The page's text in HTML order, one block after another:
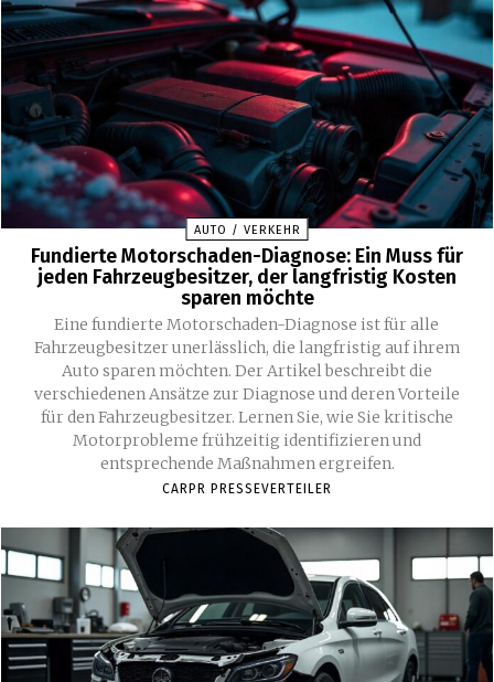
AUTO / VERKEHR
Fundierte Motorschaden-Diagnose: Ein Muss für
jeden Fahrzeugbesitzer, der langfristig Kosten
sparen möchte
Eine fundierte Motorschaden-Diagnose ist für alle
Fahrzeugbesitzer unerlässlich, die langfristig auf ihrem
Auto sparen möchten. Der Artikel beschreibt die
verschiedenen Ansätze zur Diagnose und deren Vorteile
für den Fahrzeugbesitzer. Lernen Sie, wie Sie kritische
Motorprobleme frühzeitig identifizieren und
entsprechende Maßnahmen ergreifen.
CARPR PRESSEVERTEILER